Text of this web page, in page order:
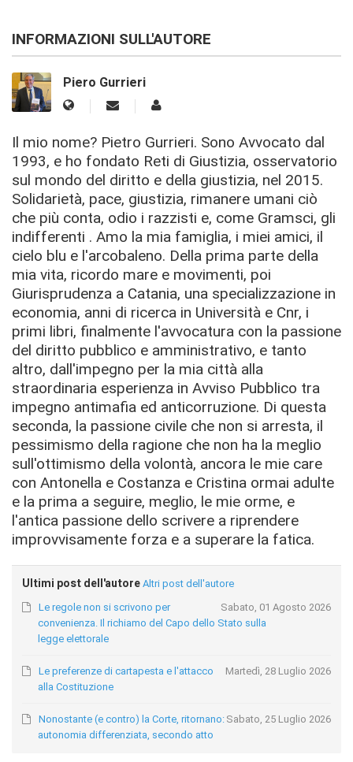
INFORMAZIONI SULL'AUTORE
Piero Gurrieri
Il mio nome? Pietro Gurrieri. Sono Avvocato dal
1993, e ho fondato Reti di Giustizia, osservatorio
sul mondo del diritto e della giustizia, nel 2015.
Solidarietà, pace, giustizia, rimanere umani ciò
che più conta, odio i razzisti e, come Gramsci, gli
indifferenti . Amo la mia famiglia, i miei amici, il
cielo blu e l'arcobaleno. Della prima parte della
mia vita, ricordo mare e movimenti, poi
Giurisprudenza a Catania, una specializzazione in
economia, anni di ricerca in Università e Cnr, i
primi libri, finalmente l'avvocatura con la passione
del diritto pubblico e amministrativo, e tanto
altro, dall'impegno per la mia città alla
straordinaria esperienza in Avviso Pubblico tra
impegno antimafia ed anticorruzione. Di questa
seconda, la passione civile che non si arresta, il
pessimismo della ragione che non ha la meglio
sull'ottimismo della volontà, ancora le mie care
con Antonella e Costanza e Cristina ormai adulte
e la prima a seguire, meglio, le mie orme, e
l'antica passione dello scrivere a riprendere
improvvisamente forza e a superare la fatica.
Ultimi post dell'autore Altri post dell'autore
Sabato, 01 Agosto 2026
Le regole non si scrivono per
convenienza. Il richiamo del Capo dello Stato sulla
legge elettorale
Martedì, 28 Luglio 2026
Le preferenze di cartapesta e l'attacco
alla Costituzione
Sabato, 25 Luglio 2026
Nonostante (e contro) la Corte, ritornano:
autonomia differenziata, secondo atto